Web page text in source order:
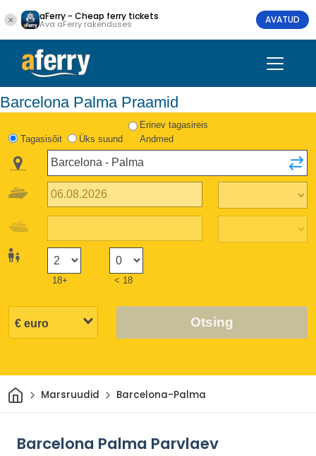
aFerry - Cheap ferry tickets
Ava aFerry rakenduses AVATUD
Barcelona Palma Praamid
Tagasisõit Üks suund
Erinev tagasireis
Andmed
18+ < 18
Otsing
Avaleht
Marsruudid Barcelona-Palma
Barcelona Palma Parvlaev